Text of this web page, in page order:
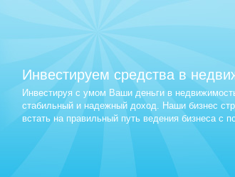
Инвестируем средства в
Инвестируя с умом Ваши деньги в
стабильный и надежный доход. Наши бизнес
встать на правильный путь ведения бизнеса с